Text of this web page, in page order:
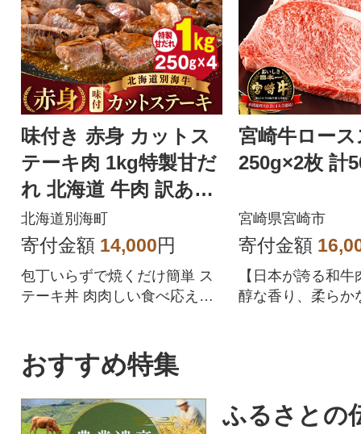
味付き 赤身 カットス
テーキ肉 1kg特製甘だ
れ 北海道 牛肉 訳あり
サイコロ 別海町 ふる
さと納税
北海道別海町
寄付金額 14,000円
包丁いらずで焼くだけ簡単 ス
テーキ丼 肉肉しい食べ応えが
宮崎牛ロー
250g×2枚 計
宮崎県宮崎市
寄付金額
【日本が誇る和
醇な香り、柔らか
おすすめ特集
ふるさとの